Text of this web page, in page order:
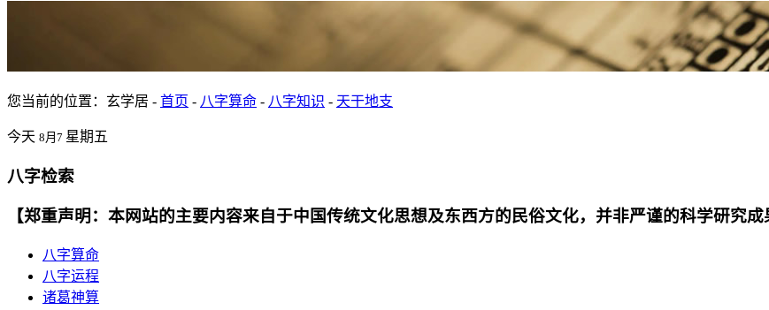
您当前的位置：玄学居 - 首页 - 八字算命 - 八字知识 - 天干地支
今天 8月7 星期五
八字检索
【郑重声明：本网站的主要内容来自于中国传统文化思想及东西方的民俗文化，并非严谨的科学研究
八字算命
八字运程
诸葛神算